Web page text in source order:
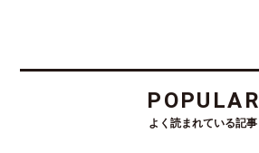
POPULAR
よく読まれている記事